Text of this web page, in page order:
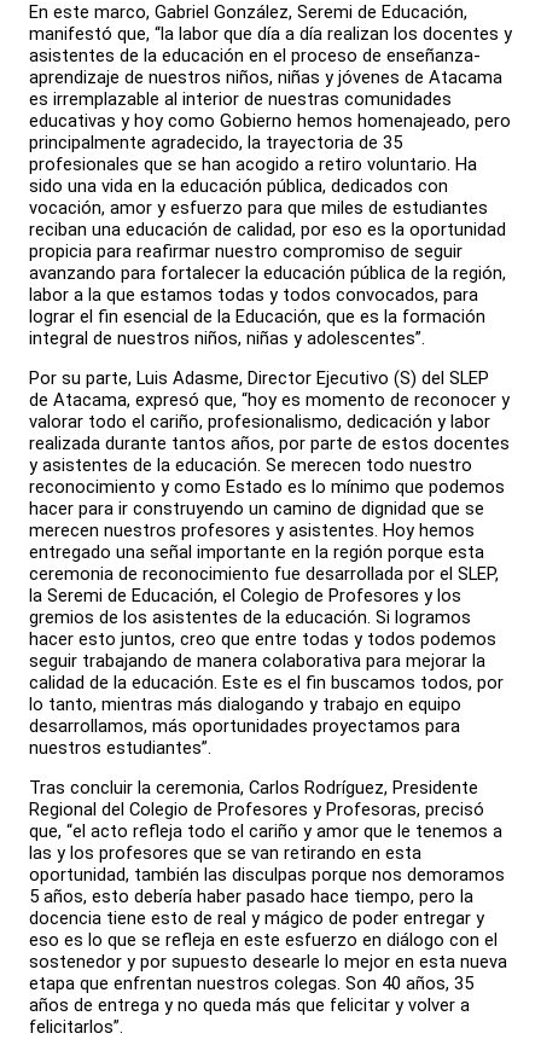
En este marco, Gabriel González, Seremi de Educación,
manifestó que, “la labor que día a día realizan los docentes y
asistentes de la educación en el proceso de enseñanza-
aprendizaje de nuestros niños, niñas y jóvenes de Atacama
es irremplazable al interior de nuestras comunidades
educativas y hoy como Gobierno hemos homenajeado, pero
principalmente agradecido, la trayectoria de 35
profesionales que se han acogido a retiro voluntario. Ha
sido una vida en la educación pública, dedicados con
vocación, amor y esfuerzo para que miles de estudiantes
reciban una educación de calidad, por eso es la oportunidad
propicia para reafirmar nuestro compromiso de seguir
avanzando para fortalecer la educación pública de la región,
labor a la que estamos todas y todos convocados, para
lograr el fin esencial de la Educación, que es la formación
integral de nuestros niños, niñas y adolescentes”.
Por su parte, Luis Adasme, Director Ejecutivo (S) del SLEP
de Atacama, expresó que, “hoy es momento de reconocer y
valorar todo el cariño, profesionalismo, dedicación y labor
realizada durante tantos años, por parte de estos docentes
y asistentes de la educación. Se merecen todo nuestro
reconocimiento y como Estado es lo mínimo que podemos
hacer para ir construyendo un camino de dignidad que se
merecen nuestros profesores y asistentes. Hoy hemos
entregado una señal importante en la región porque esta
ceremonia de reconocimiento fue desarrollada por el SLEP,
la Seremi de Educación, el Colegio de Profesores y los
gremios de los asistentes de la educación. Si logramos
hacer esto juntos, creo que entre todas y todos podemos
seguir trabajando de manera colaborativa para mejorar la
calidad de la educación. Este es el fin buscamos todos, por
lo tanto, mientras más dialogando y trabajo en equipo
desarrollamos, más oportunidades proyectamos para
nuestros estudiantes”.
Tras concluir la ceremonia, Carlos Rodríguez, Presidente
Regional del Colegio de Profesores y Profesoras, precisó
que, “el acto refleja todo el cariño y amor que le tenemos a
las y los profesores que se van retirando en esta
oportunidad, también las disculpas porque nos demoramos
5 años, esto debería haber pasado hace tiempo, pero la
docencia tiene esto de real y mágico de poder entregar y
eso es lo que se refleja en este esfuerzo en diálogo con el
sostenedor y por supuesto desearle lo mejor en esta nueva
etapa que enfrentan nuestros colegas. Son 40 años, 35
años de entrega y no queda más que felicitar y volver a
felicitarlos”.